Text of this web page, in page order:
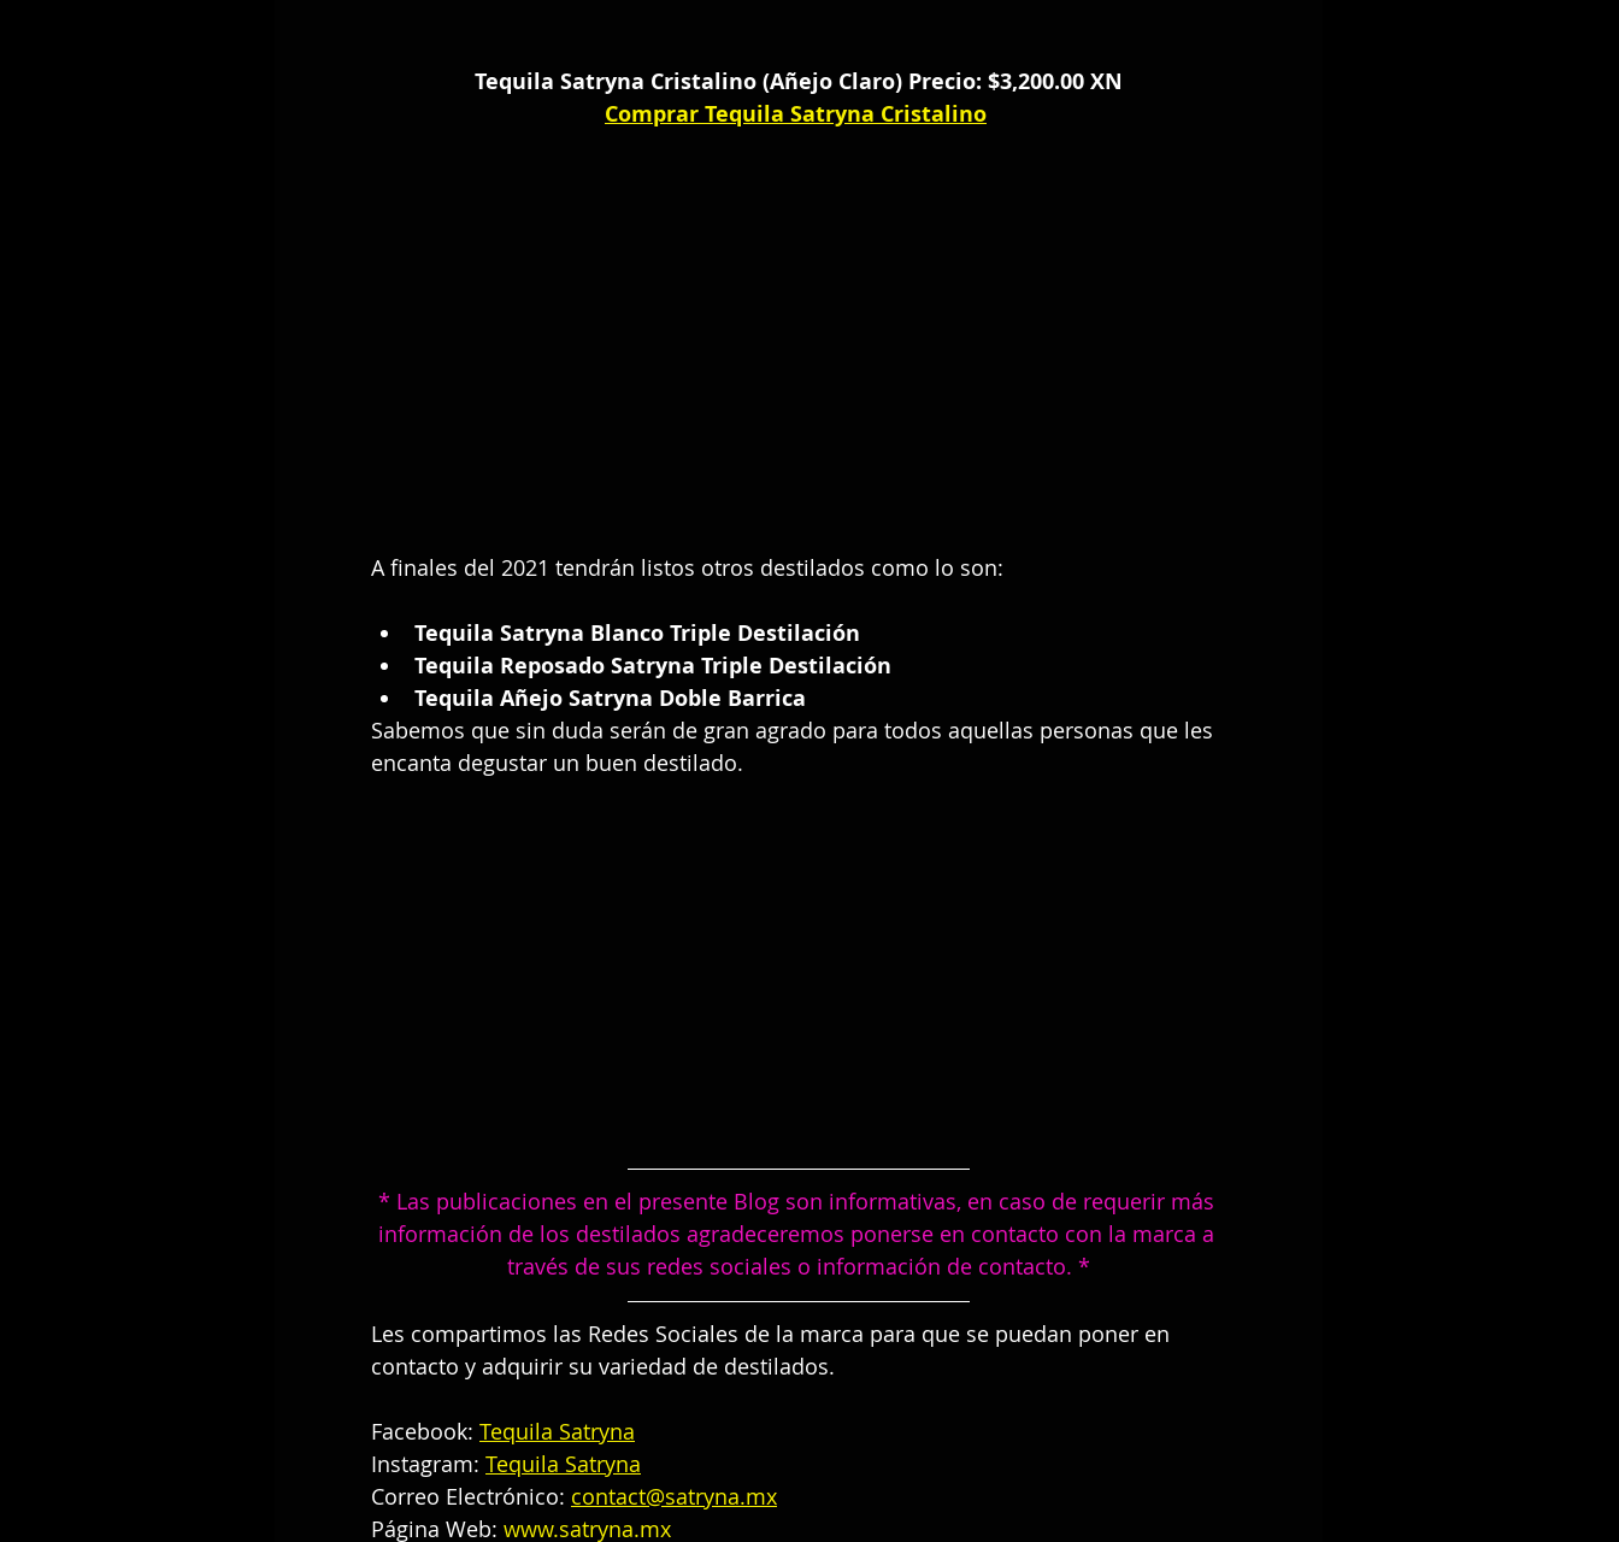
Tequila Satryna Cristalino (Añejo Claro) Precio: $3,200.00 XN
Comprar Tequila Satryna Cristalino
A finales del 2021 tendrán listos otros destilados como lo son:
Tequila Satryna Blanco Triple Destilación
Tequila Reposado Satryna Triple Destilación
Tequila Añejo Satryna Doble Barrica
Sabemos que sin duda serán de gran agrado para todos aquellas personas que les
encanta degustar un buen destilado.
* Las publicaciones en el presente Blog son informativas, en caso de requerir más
información de los destilados agradeceremos ponerse en contacto con la marca a
través de sus redes sociales o información de contacto. *
Les compartimos las Redes Sociales de la marca para que se puedan poner en
contacto y adquirir su variedad de destilados.
Facebook: Tequila Satryna
Instagram: Tequila Satryna
Correo Electrónico: contact@satryna.mx
Página Web: www.satryna.mx